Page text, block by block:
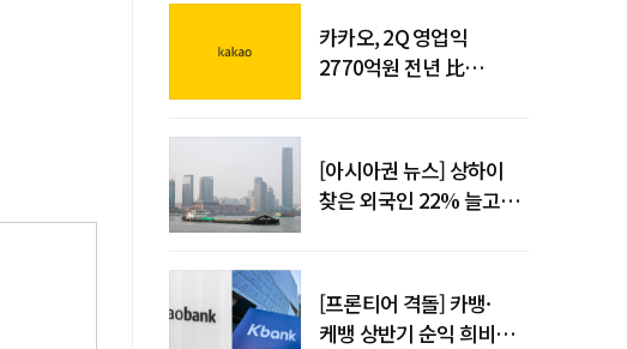
카카오, 2Q 영업익
2770억원 전년 比
[아시아권 뉴스] 상하이
찾은 외국인 22% 늘고
[프론티어 격돌] 카뱅·
케뱅 상반기 순익 희비…